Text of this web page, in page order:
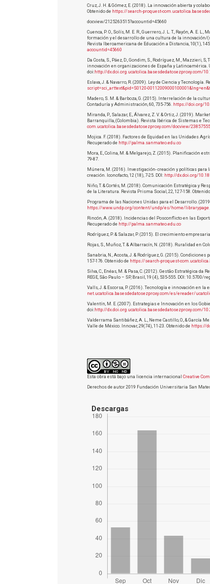
Cruz, J. H. & Gómez, E. (2018). La innovación abierta y
Obtenido de https://search-proquest-
docview/2125263515?accountid=45660
Cuenca, P. O., Solís, M. E. R., Guerrero, J. L. T., Rayón, A. E.
formación y el desarrollo de una cultura de la
Revista Iberoamericana de Educación a Distancia, 10(1),
accountid=45660
Da Costa, S., Páez, D., Gondim, S., Rodríguez, M., Mazzieri,
innovación en organizaciones de España y Latinoamérica.
doi:http://dx.doi.org.ucatolica.basesdedatosezproxy.com/
Eslava, J. & Navarro, R. (2009). Ley de Ciencia y Tecnología.
script=sci_arttext&pid=S0120-
Madero, S. M. & Barboza, G. (2015). Interrelación de la
Contaduría y Administración, 60, 735-756. https://doi.org/
Miranda, P., Salazar, E., Álvarez, Z. V. & Ortiz, J. (2019).
Barranquilla, (Colombia). Revista Ibérica de Sistemas e
com.ucatolica.basesdedatosezproxy.com/docview/
Mojica. F. (2018). Factores de Equidad en las Unidades
Recuperado de http://palma.sanmateo.edu.co
Mora, E., Colina, M. & Melgarejo, Z. (2015). Planificación
79-87.
Múnera, M. (2016). Investigación- creación y políticas
creación. Iconofacto, 12 (18), 7-25. DOI: http://dx.doi.org/
Niño, T. & Cortés, M. (2018). Comunicación Estratégica y
de la Literatura. Revista Prisma Social, 22, 127-158.
Programa de las Naciones Unidas para el Desarrollo.
https://www.undp.org/content/undp/es/home/
Rincón, A. (2018). Incidencias del Posconflicto en las
Recuperado de http://palma.sanmateo.edu.co
Rodríguez, P. & Salazar, P. (2015). El crecimiento
Rojas, S., Muñoz, T. & Albarracín, N. (2018). Ruralidad en
Sanabria, N., Acosta, J. & Rodríguez, G. (2015).
157-176. Obtenido de https://search-proquest-
Silva, C., Enéas, M. & Pasa, C. (2012). Gestão Estratégica
REGE, São Paulo – SP, Brasil, 19 (4), 535-555. DOI: 10.5700/
Valls, J. & Escorsa, P. (2016). Tecnología e innovación en
net.ucatolica.basesdedatosezproxy.com/es/ereader/
Valentín, M. E. (2007). Estrategias e Innovación en los
doi:http://dx.doi.org.ucatolica.basesdedatosezproxy.com/
Valderrama Santibáñez, A. L., Neme Castillo, O., & García
Valle de México. Innovar, 29(74), 11-23. Obtenido de https://
Esta obra está bajo una licencia internacional Creative
Derechos de autor 2019 Fundación Universitaria San
Descargas